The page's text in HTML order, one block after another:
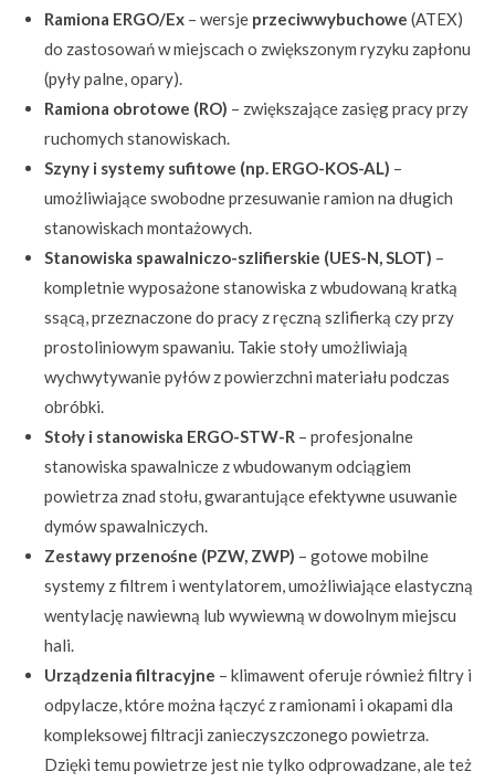
Ramiona ERGO/Ex – wersje przeciwwybuchowe (ATEX)
do zastosowań w miejscach o zwiększonym ryzyku zapłonu
(pyły palne, opary).
Ramiona obrotowe (RO) – zwiększające zasięg pracy przy
ruchomych stanowiskach.
Szyny i systemy sufitowe (np. ERGO-KOS-AL) –
umożliwiające swobodne przesuwanie ramion na długich
stanowiskach montażowych.
Stanowiska spawalniczo-szlifierskie (UES-N, SLOT) –
kompletnie wyposażone stanowiska z wbudowaną kratką
ssącą, przeznaczone do pracy z ręczną szlifierką czy przy
prostoliniowym spawaniu. Takie stoły umożliwiają
wychwytywanie pyłów z powierzchni materiału podczas
obróbki.
Stoły i stanowiska ERGO-STW-R – profesjonalne
stanowiska spawalnicze z wbudowanym odciągiem
powietrza znad stołu, gwarantujące efektywne usuwanie
dymów spawalniczych.
Zestawy przenośne (PZW, ZWP) – gotowe mobilne
systemy z filtrem i wentylatorem, umożliwiające elastyczną
wentylację nawiewną lub wywiewną w dowolnym miejscu
hali.
Urządzenia filtracyjne – klimawent oferuje również filtry i
odpylacze, które można łączyć z ramionami i okapami dla
kompleksowej filtracji zanieczyszczonego powietrza.
Dzięki temu powietrze jest nie tylko odprowadzane, ale też